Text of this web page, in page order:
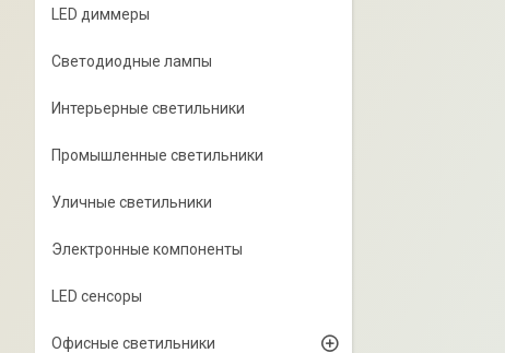
LED диммеры
Светодиодные лампы
Интерьерные светильники
Промышленные светильники
Уличные светильники
Электронные компоненты
LED сенсоры
Офисные светильники